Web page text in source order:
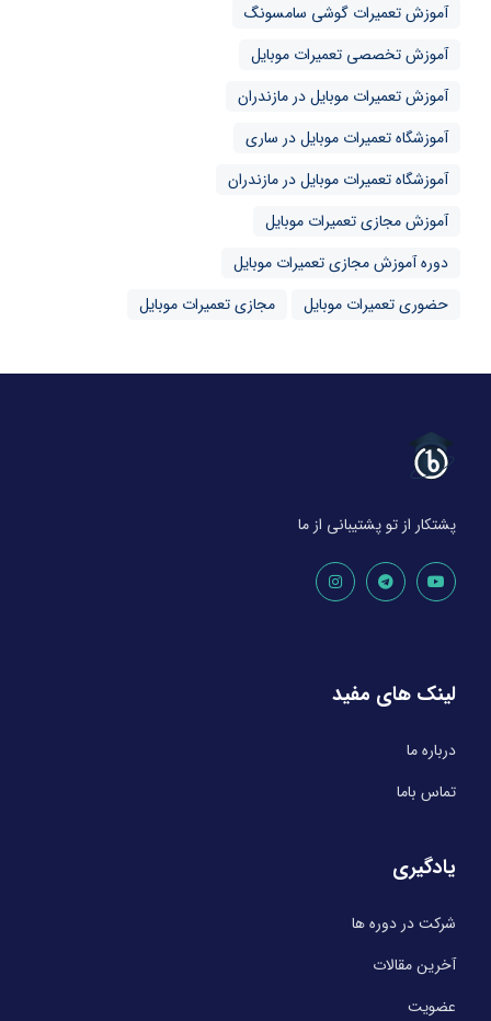
آموزش تعمیرات گوشی سامسونگ
آموزش تخصصی تعمیرات موبایل
آموزش تعمیرات موبایل در مازندران
آموزشگاه تعمیرات موبایل در ساری
آموزشگاه تعمیرات موبایل در مازندران
آموزش مجازی تعمیرات موبایل
دوره آموزش مجازی تعمیرات موبایل
حضوری تعمیرات موبایل
مجازی تعمیرات موبایل
پشتکار از تو پشتیبانی از ما
لینک های مفید
درباره ما
تماس باما
یادگیری
شرکت در دوره ها
آخرین مقالات
عضویت